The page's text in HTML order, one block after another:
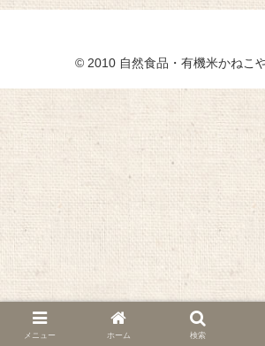
© 2010 自然食品・有機米かねこ
メニュー ホーム 検索